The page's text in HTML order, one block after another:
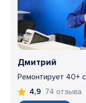
Дмитрий
Ремонтирует 40+
4,9 74 отзыва